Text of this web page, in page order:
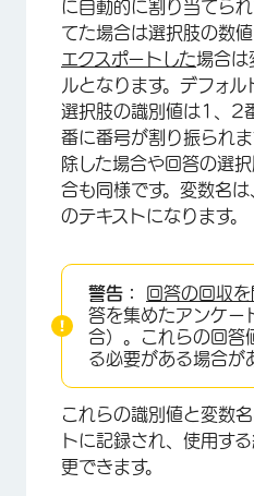
識別値を割り当て直す
質問のエクスポートタグ
識別値を割り当てられる
データ辞書のエクスポート
異なるプロジェクトタイ
当て
に自動的に割り当てら
てた場合は選択肢の数値
エクスポートした場合は
ルとなります。デフォ
選択肢の識別値は1、2
番に番号が割り振られ
除した場合や回答の選
合も同様です。変数名
のテキストになります。
警告： 回答の回収
答を集めたアンケー
合）。これらの回答
る必要がある場合が
これらの識別値と変数
トに記録され、使用す
更できます。